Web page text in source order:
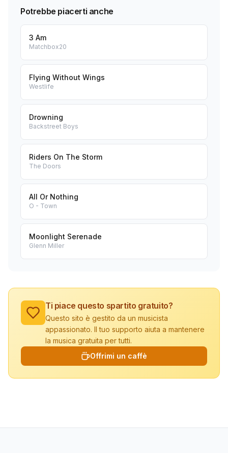
Potrebbe piacerti anche
3 Am
Matchbox20
Flying Without Wings
Westlife
Drowning
Backstreet Boys
Riders On The Storm
The Doors
All Or Nothing
O - Town
Moonlight Serenade
Glenn Miller
Ti piace questo spartito gratuito?
Questo sito è gestito da un musicista
appassionato. Il tuo supporto aiuta a mantenere
la musica gratuita per tutti.
Offrimi un caffè